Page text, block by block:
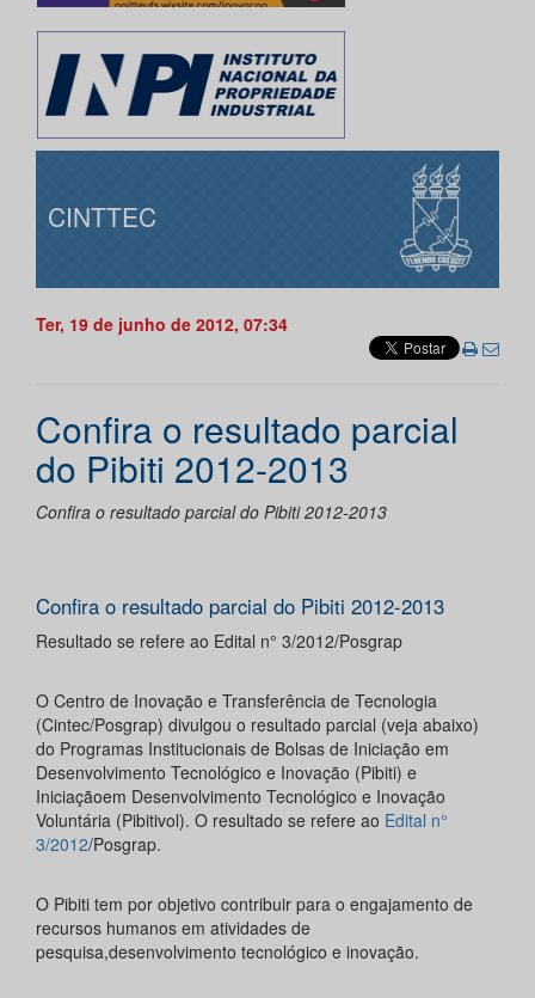
CINTTEC
Ter, 19 de junho de 2012, 07:34
Confira o resultado parcial
do Pibiti 2012-2013
Confira o resultado parcial do Pibiti 2012-2013
Confira o resultado parcial do Pibiti 2012-2013
Resultado se refere ao Edital n° 3/2012/Posgrap
O Centro de Inovação e Transferência de Tecnologia
(Cintec/Posgrap) divulgou o resultado parcial (veja abaixo)
do Programas Institucionais de Bolsas de Iniciação em
Desenvolvimento Tecnológico e Inovação (Pibiti) e
Iniciaçãoem Desenvolvimento Tecnológico e Inovação
Voluntária (Pibitivol). O resultado se refere ao Edital n°
3/2012/Posgrap.
O Pibiti tem por objetivo contribuir para o engajamento de
recursos humanos em atividades de
pesquisa,desenvolvimento tecnológico e inovação.